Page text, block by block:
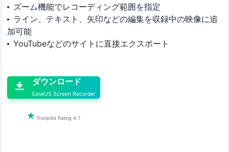
ズーム機能でレコーディング範囲を指定
ライン、テキスト、矢印などの編集を収録中の映像に追
加可能
YouTubeなどのサイトに直接エクスポート
 ダウンロード
EaseUS Screen Recorder
 Trustpilot Rating 4.7